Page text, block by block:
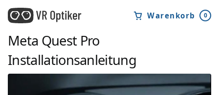
Warenkorb 0
Meta Quest Pro
Installationsanleitung